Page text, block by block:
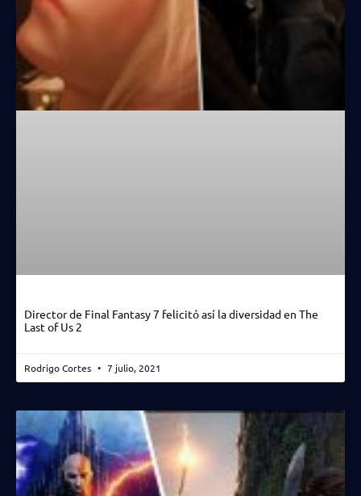
Director de Final Fantasy 7 felicitó así la diversidad en The
Last of Us 2
Rodrigo Cortes 7 julio, 2021